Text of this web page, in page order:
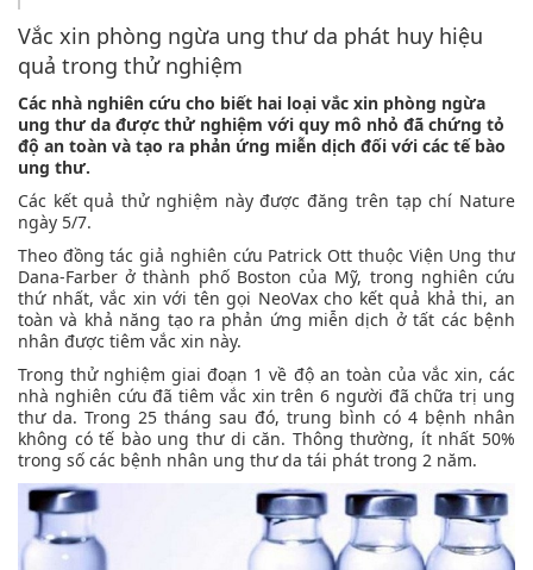
Vắc xin phòng ngừa ung thư da phát huy hiệu
quả trong thử nghiệm
Các nhà nghiên cứu cho biết hai loại vắc xin phòng ngừa
ung thư da được thử nghiệm với quy mô nhỏ đã chứng tỏ
độ an toàn và tạo ra phản ứng miễn dịch đối với các tế bào
ung thư.
Các kết quả thử nghiệm này được đăng trên tạp chí Nature
ngày 5/7.
Theo đồng tác giả nghiên cứu Patrick Ott thuộc Viện Ung thư
Dana-Farber ở thành phố Boston của Mỹ, trong nghiên cứu
thứ nhất, vắc xin với tên gọi NeoVax cho kết quả khả thi, an
toàn và khả năng tạo ra phản ứng miễn dịch ở tất các bệnh
nhân được tiêm vắc xin này.
Trong thử nghiệm giai đoạn 1 về độ an toàn của vắc xin, các
nhà nghiên cứu đã tiêm vắc xin trên 6 người đã chữa trị ung
thư da. Trong 25 tháng sau đó, trung bình có 4 bệnh nhân
không có tế bào ung thư di căn. Thông thường, ít nhất 50%
trong số các bệnh nhân ung thư da tái phát trong 2 năm.